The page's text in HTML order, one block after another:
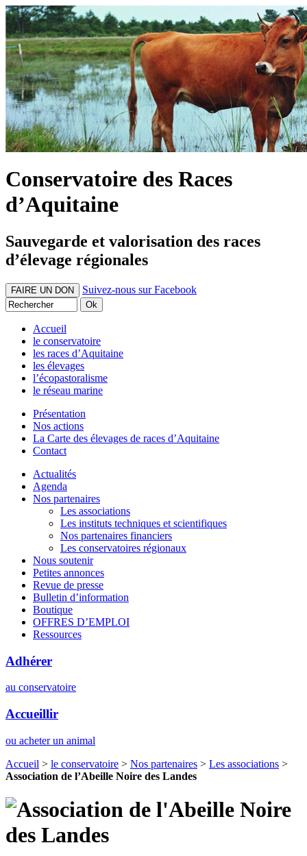
Conservatoire des Races
d’Aquitaine
Sauvegarde et valorisation des races
d’élevage régionales
FAIRE UN DON Suivez-nous sur Facebook
Accueil
le conservatoire
les races d’Aquitaine
les élevages
l’écopastoralisme
le réseau marine
Présentation
Nos actions
La Carte des élevages de races d’Aquitaine
Contact
Actualités
Agenda
Nos partenaires
Les associations
Les instituts techniques et scientifiques
Nos partenaires financiers
Les conservatoires régionaux
Nous soutenir
Petites annonces
Revue de presse
Bulletin d’information
Boutique
OFFRES D’EMPLOI
Ressources
Adhérer
au conservatoire
Accueillir
ou acheter un animal
Accueil > le conservatoire > Nos partenaires > Les associations >
Association de l’Abeille Noire des Landes